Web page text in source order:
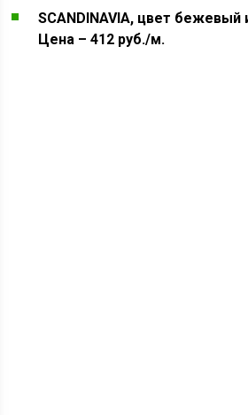
SCANDINAVIA, цвет бежевый
Цена – 412 руб./м.